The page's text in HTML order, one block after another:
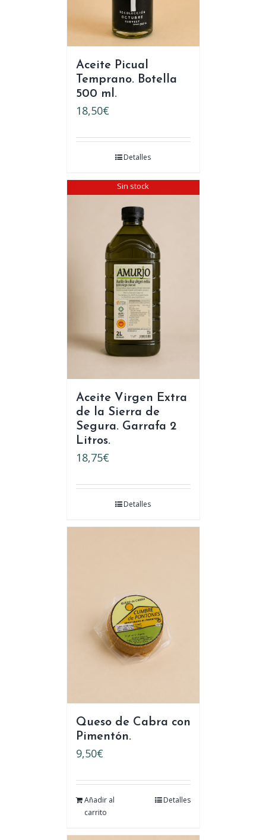
Aceite Picual
Temprano. Botella
500 ml.
18,50€
Detalles
Sin stock
Aceite Virgen Extra
de la Sierra de
Segura. Garrafa 2
Litros.
18,75€
Detalles
Queso de Cabra con
Pimentón.
9,50€
Añadir al
carrito
Detalles